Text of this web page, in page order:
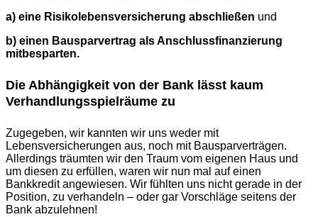
a) eine Risikolebensversicherung abschließen und
b) einen Bausparvertrag als Anschlussfinanzierung
mitbesparten.
Die Abhängigkeit von der Bank lässt kaum
Verhandlungsspielräume zu
Zugegeben, wir kannten wir uns weder mit
Lebensversicherungen aus, noch mit Bausparverträgen.
Allerdings träumten wir den Traum vom eigenen Haus und
um diesen zu erfüllen, waren wir nun mal auf einen
Bankkredit angewiesen. Wir fühlten uns nicht gerade in der
Position, zu verhandeln – oder gar Vorschläge seitens der
Bank abzulehnen!